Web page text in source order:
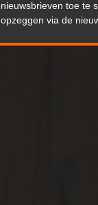
nieuwsbrieven toe te
opzeggen via de